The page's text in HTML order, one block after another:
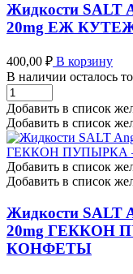
Жидкости SALT
20mg ЕЖ
400,00 ₽ В корзину
В наличии осталось
Жидкости
SALT
Angry
Vape
(STRONG)
30ml
20mg
ЕЖ
КУТЕЖ
-
СИНЯЯ
МАЛИНА
Добавить в список
Добавить в список
Добавить в список
Добавить в список
Жидкости SALT
20mg ГЕККОН
КОНФЕТЫ